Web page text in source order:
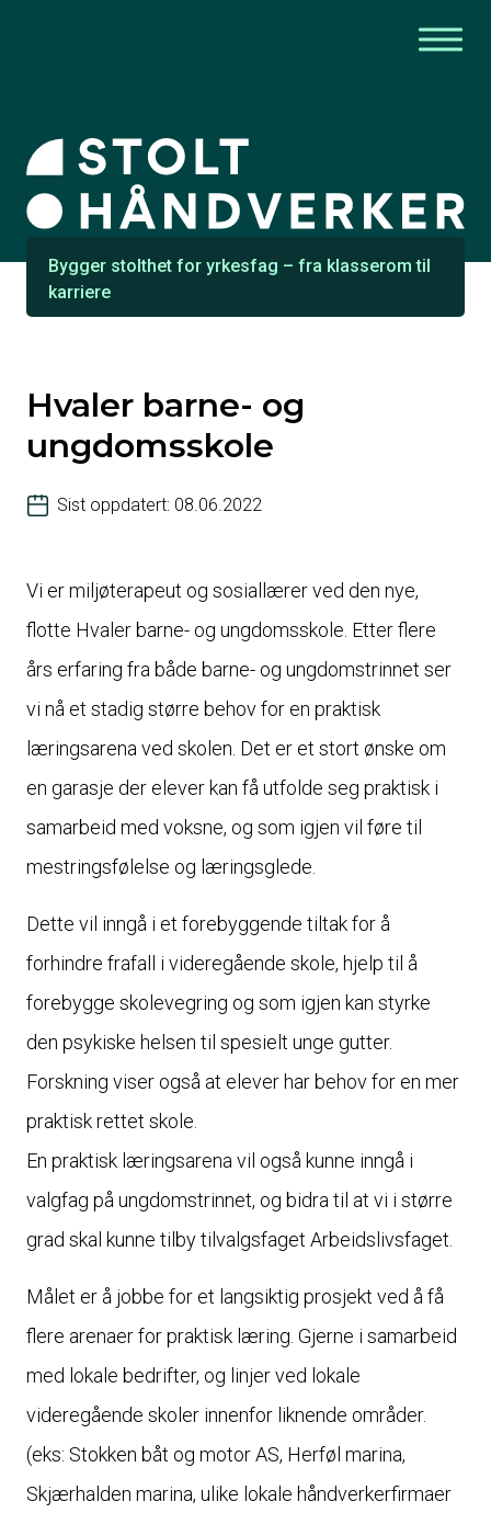
Bygger stolthet for yrkesfag – fra klasserom til
karriere
Hvaler barne- og
ungdomsskole
Sist oppdatert: 08.06.2022
Vi er miljøterapeut og sosiallærer ved den nye,
flotte Hvaler barne- og ungdomsskole. Etter flere
års erfaring fra både barne- og ungdomstrinnet ser
vi nå et stadig større behov for en praktisk
læringsarena ved skolen. Det er et stort ønske om
en garasje der elever kan få utfolde seg praktisk i
samarbeid med voksne, og som igjen vil føre til
mestringsfølelse og læringsglede.
Dette vil inngå i et forebyggende tiltak for å
forhindre frafall i videregående skole, hjelp til å
forebygge skolevegring og som igjen kan styrke
den psykiske helsen til spesielt unge gutter.
Forskning viser også at elever har behov for en mer
praktisk rettet skole.
En praktisk læringsarena vil også kunne inngå i
valgfag på ungdomstrinnet, og bidra til at vi i større
grad skal kunne tilby tilvalgsfaget Arbeidslivsfaget.
Målet er å jobbe for et langsiktig prosjekt ved å få
flere arenaer for praktisk læring. Gjerne i samarbeid
med lokale bedrifter, og linjer ved lokale
videregående skoler innenfor liknende områder.
(eks: Stokken båt og motor AS, Herføl marina,
Skjærhalden marina, ulike lokale håndverkerfirmaer